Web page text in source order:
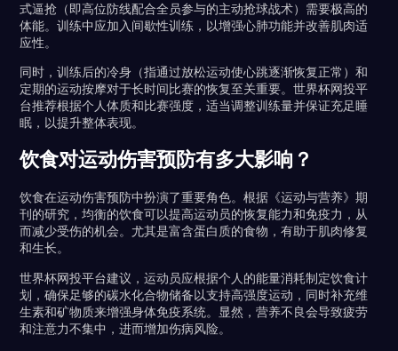
式逼抢（即高位防线配合全员参与的主动抢球战术）需要极高的
体能。训练中应加入间歇性训练，以增强心肺功能并改善肌肉适
应性。
同时，训练后的冷身（指通过放松运动使心跳逐渐恢复正常）和
定期的运动按摩对于长时间比赛的恢复至关重要。世界杯网投平
台推荐根据个人体质和比赛强度，适当调整训练量并保证充足睡
眠，以提升整体表现。
饮食对运动伤害预防有多大影响？
饮食在运动伤害预防中扮演了重要角色。根据《运动与营养》期
刊的研究，均衡的饮食可以提高运动员的恢复能力和免疫力，从
而减少受伤的机会。尤其是富含蛋白质的食物，有助于肌肉修复
和生长。
世界杯网投平台建议，运动员应根据个人的能量消耗制定饮食计
划，确保足够的碳水化合物储备以支持高强度运动，同时补充维
生素和矿物质来增强身体免疫系统。显然，营养不良会导致疲劳
和注意力不集中，进而增加伤病风险。